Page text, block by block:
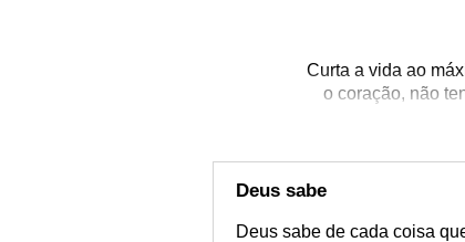
Curta a vida ao
o coração, não
Deus sabe
Deus sabe de cada coisa